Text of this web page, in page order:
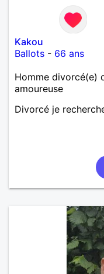
Kakou
Ballots - 66 ans
Homme divorcé(e)
amoureuse
Divorcé je